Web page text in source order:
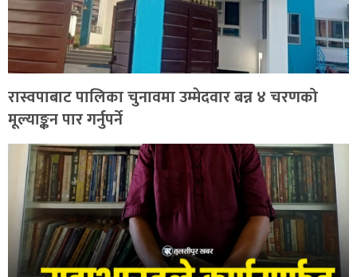
रास्वपाबाट पालिका चुनावमा उम्मेदवार बन्न ४ चरणको
मूल्याङ्कन पार गर्नुपर्ने